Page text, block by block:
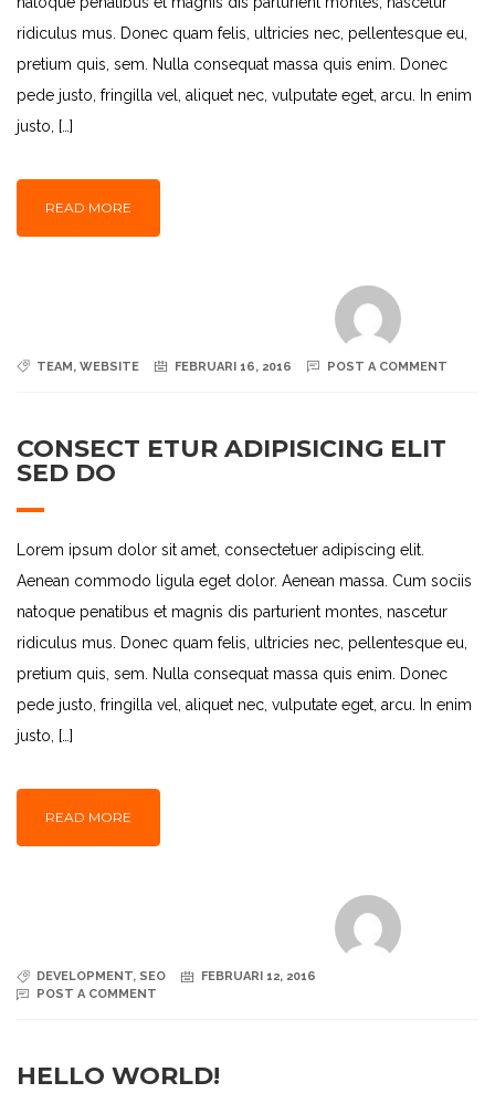
ridiculus mus. Donec quam felis, ultricies nec, pellentesque eu,
pretium quis, sem. Nulla consequat massa quis enim. Donec
pede justo, fringilla vel, aliquet nec, vulputate eget, arcu. In enim
justo, […]
READ MORE
TEAM, WEBSITE FEBRUARI 16, 2016 POST A COMMENT
CONSECT ETUR ADIPISICING ELIT
SED DO
Lorem ipsum dolor sit amet, consectetuer adipiscing elit.
Aenean commodo ligula eget dolor. Aenean massa. Cum sociis
natoque penatibus et magnis dis parturient montes, nascetur
ridiculus mus. Donec quam felis, ultricies nec, pellentesque eu,
pretium quis, sem. Nulla consequat massa quis enim. Donec
pede justo, fringilla vel, aliquet nec, vulputate eget, arcu. In enim
justo, […]
READ MORE
DEVELOPMENT, SEO
FEBRUARI 12, 2016
POST A COMMENT
HELLO WORLD!